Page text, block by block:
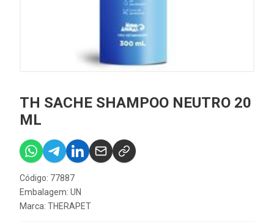
TH SACHE SHAMPOO NEUTRO 20
ML
Código: 77887
Embalagem: UN
Marca: THERAPET